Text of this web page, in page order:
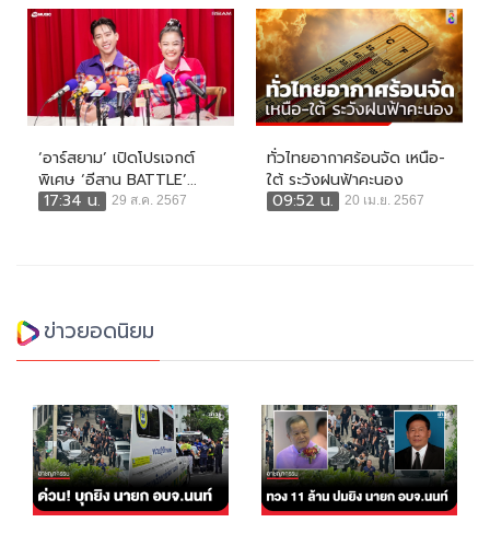
‘อาร์สยาม’ เปิดโปรเจกต์
พิเศษ ‘อีสาน BATTLE’...
17:34 น.
29 ส.ค. 2567
ทั่วไทยอากาศร้อนจัด เหนือ-
ใต้ ระวังฝนฟ้าคะนอง
09:52 น.
20 เม.ย. 2567
ข่าวยอดนิยม